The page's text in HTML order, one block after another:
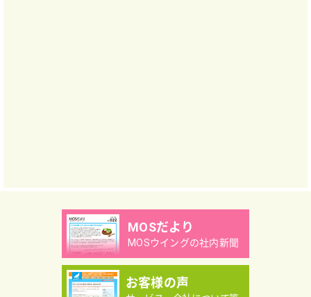
MOSだより
MOSウイングの社内新聞
お客様の声